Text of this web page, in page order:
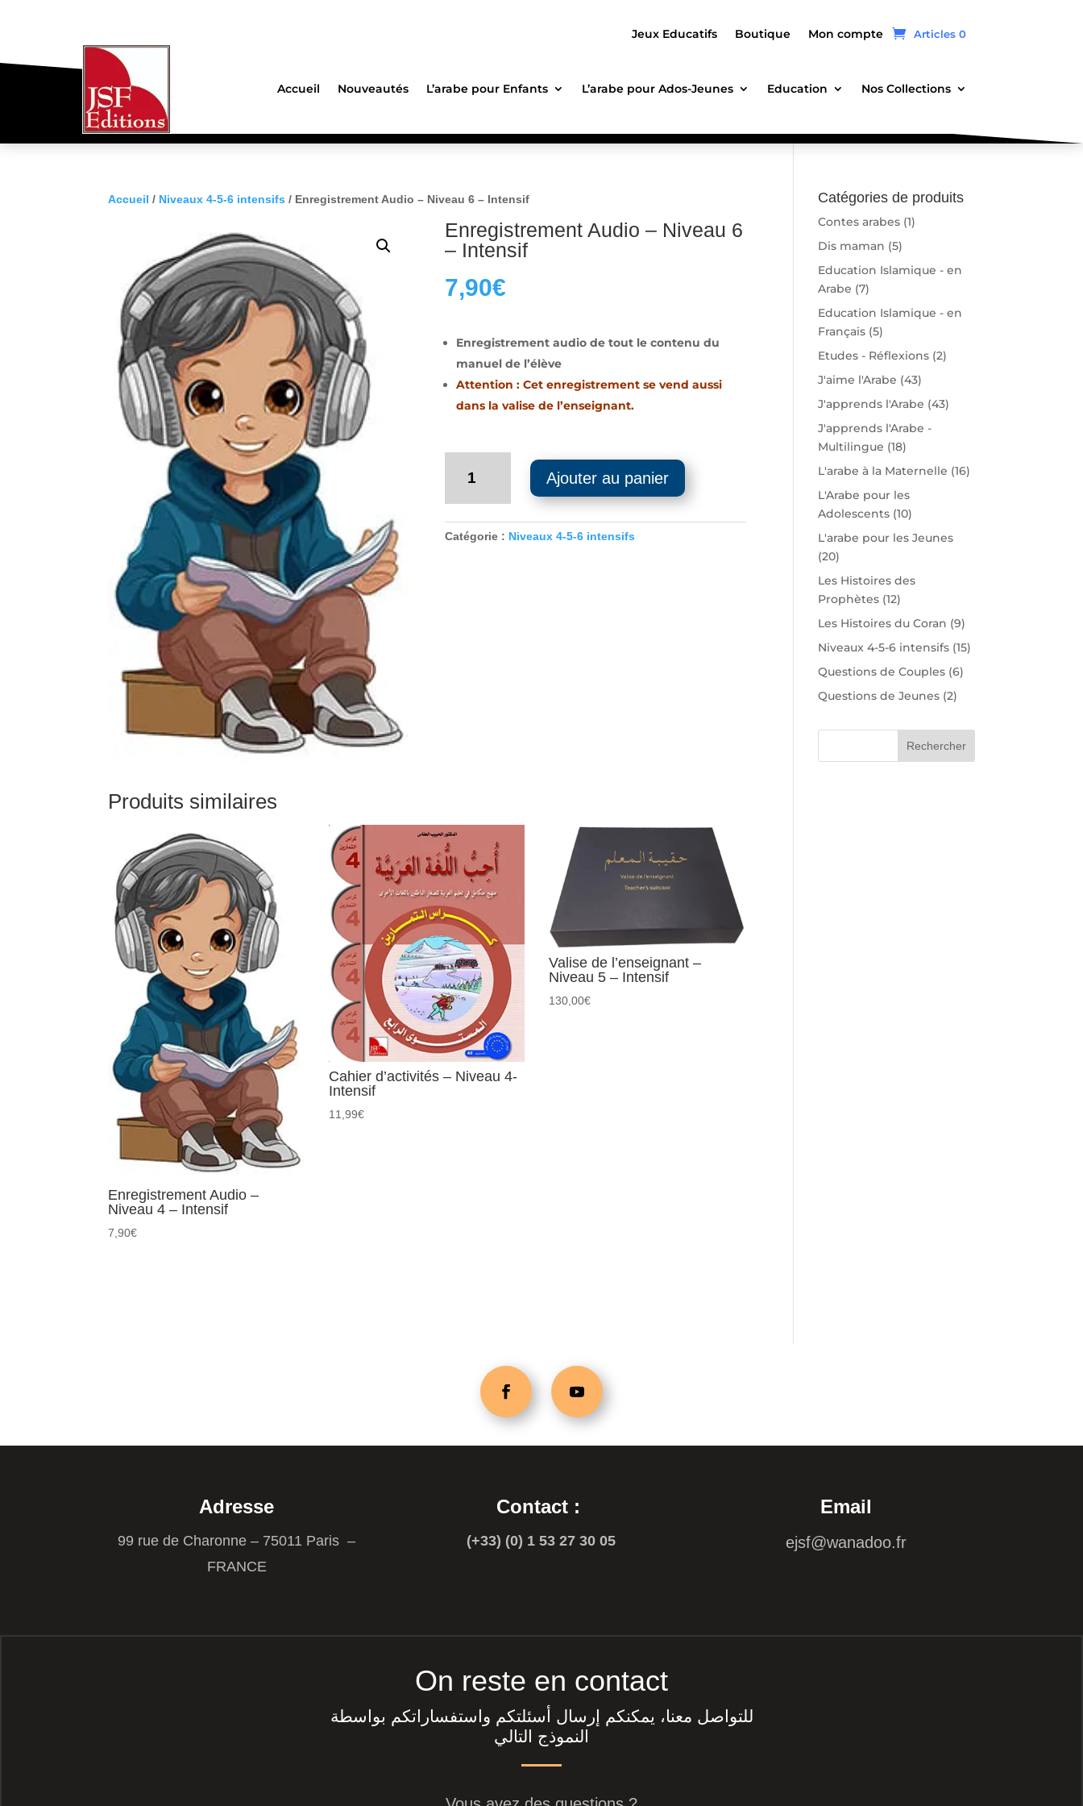
Jeux Educatifs Boutique Mon compte Articles 0
Accueil Nouveautés L’arabe pour Enfants L’arabe pour Ados-Jeunes Education Nos Collections
Accueil / Niveaux 4-5-6 intensifs / Enregistrement Audio – Niveau 6 – Intensif
Enregistrement Audio – Niveau 6
– Intensif
7,90€
Enregistrement audio de tout le contenu du
manuel de l’élève
Attention : Cet enregistrement se vend aussi
dans la valise de l’enseignant.
Enregistrement
-
Ajouter au panier
Catégorie : Niveaux 4-5-6 intensifs
Produits similaires
Enregistrement Audio –
Niveau 4 – Intensif
7,90€
Cahier d’activités – Niveau 4-
Intensif
11,99€
Valise de l’enseignant –
Niveau 5 – Intensif
130,00€
Catégories de produits
Contes arabes (1)
Dis maman (5)
Education Islamique - en
Arabe (7)
Education Islamique - en
Français (5)
Etudes - Réflexions (2)
J'aime l'Arabe (43)
J'apprends l'Arabe (43)
J'apprends l'Arabe -
Multilingue (18)
L'arabe à la Maternelle (16)
L'Arabe pour les
Adolescents (10)
L'arabe pour les Jeunes
(20)
Les Histoires des
Prophètes (12)
Les Histoires du Coran (9)
Niveaux 4-5-6 intensifs (15)
Questions de Couples (6)
Questions de Jeunes (2)
Adresse
99 rue de Charonne – 75011 Paris –
FRANCE
Contact :
(+33) (0) 1 53 27 30 05
Email
ejsf@wanadoo.fr
On reste en contact
للتواصل معنا، يمكنكم إرسال أسئلتكم واستفساراتكم بواسطة
النموذج التالي